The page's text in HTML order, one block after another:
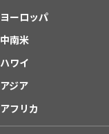
ヨーロッパ
中南米
ハワイ
アジア
アフリカ